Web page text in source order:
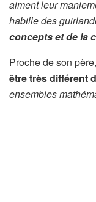
aiment leur
habille des
concepts et de la
Proche de son
être très différent
ensembles